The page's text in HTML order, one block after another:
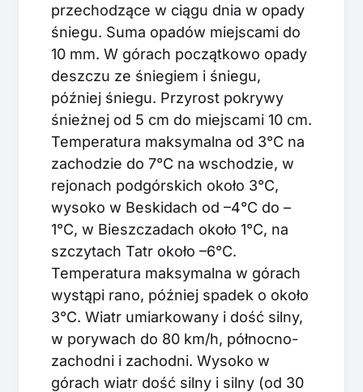
przechodzące w ciągu dnia w opady
śniegu. Suma opadów miejscami do
10 mm. W górach początkowo opady
deszczu ze śniegiem i śniegu,
później śniegu. Przyrost pokrywy
śnieżnej od 5 cm do miejscami 10 cm.
Temperatura maksymalna od 3°C na
zachodzie do 7°C na wschodzie, w
rejonach podgórskich około 3°C,
wysoko w Beskidach od –4°C do –
1°C, w Bieszczadach około 1°C, na
szczytach Tatr około –6°C.
Temperatura maksymalna w górach
wystąpi rano, później spadek o około
3°C. Wiatr umiarkowany i dość silny,
w porywach do 80 km/h, północno-
zachodni i zachodni. Wysoko w
górach wiatr dość silny i silny (od 30